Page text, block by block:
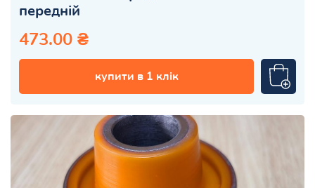
передній
473.00 ₴
купити в 1 клік